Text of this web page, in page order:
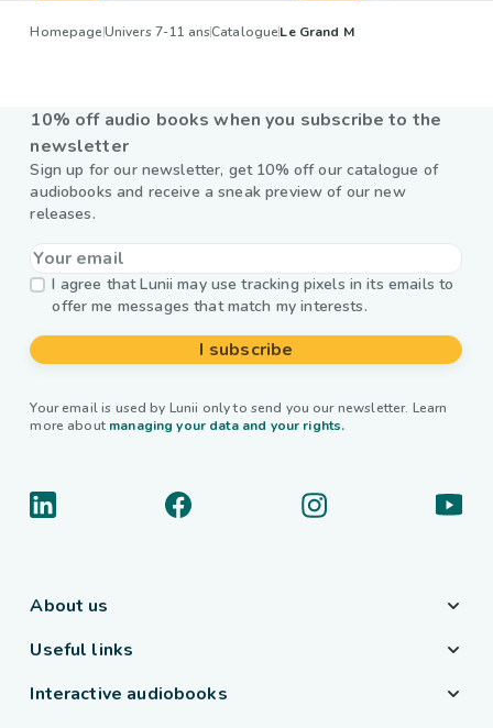
HomepageUnivers 7-11 ansCatalogueLe Grand M
10% off audio books when you subscribe to the
newsletter
Sign up for our newsletter, get 10% off our catalogue of
audiobooks and receive a sneak preview of our new
releases.
I agree that Lunii may use tracking pixels in its emails to
offer me messages that match my interests.
I subscribe
Your email is used by Lunii only to send you our newsletter. Learn
more about managing your data and your rights.
About us
Useful links
Interactive audiobooks